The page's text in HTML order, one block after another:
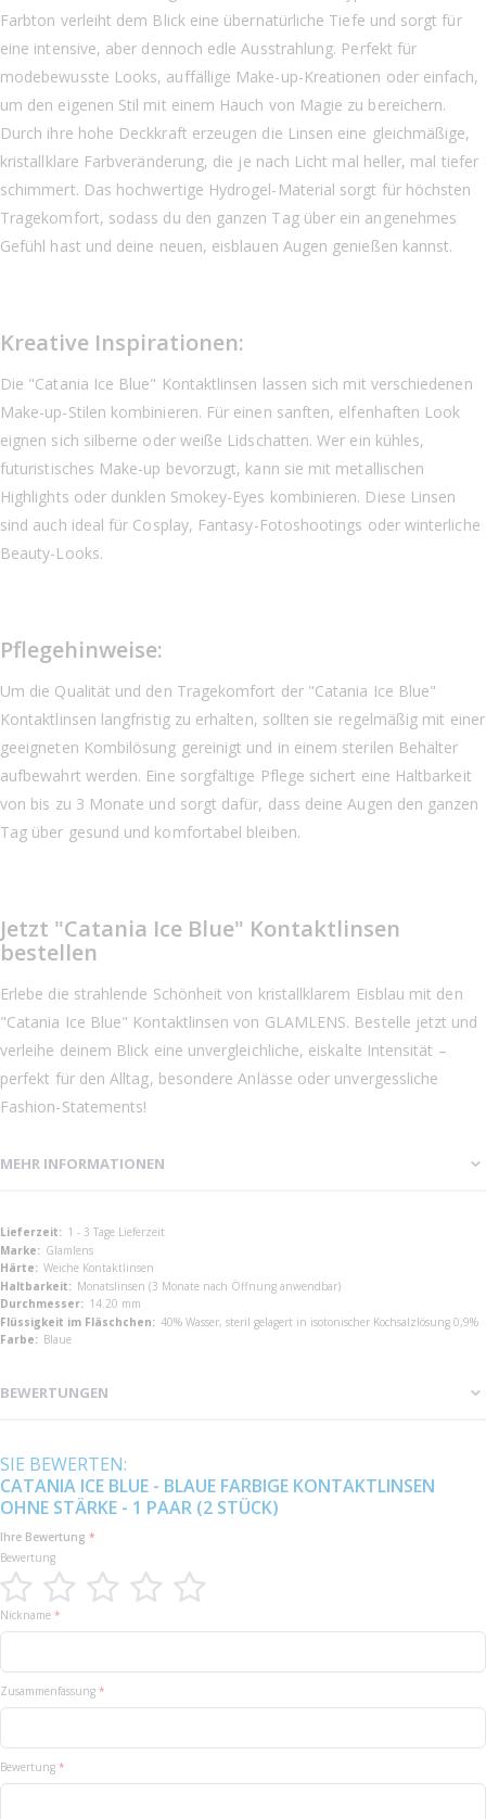
Farbton verleiht dem Blick eine übernatürliche Tiefe und sorgt für
eine intensive, aber dennoch edle Ausstrahlung. Perfekt für
modebewusste Looks, auffällige Make-up-Kreationen oder einfach,
um den eigenen Stil mit einem Hauch von Magie zu bereichern.
Durch ihre hohe Deckkraft erzeugen die Linsen eine gleichmäßige,
kristallklare Farbveränderung, die je nach Licht mal heller, mal tiefer
schimmert. Das hochwertige Hydrogel-Material sorgt für höchsten
Tragekomfort, sodass du den ganzen Tag über ein angenehmes
Gefühl hast und deine neuen, eisblauen Augen genießen kannst.
Kreative Inspirationen:
Die "Catania Ice Blue" Kontaktlinsen lassen sich mit verschiedenen
Make-up-Stilen kombinieren. Für einen sanften, elfenhaften Look
eignen sich silberne oder weiße Lidschatten. Wer ein kühles,
futuristisches Make-up bevorzugt, kann sie mit metallischen
Highlights oder dunklen Smokey-Eyes kombinieren. Diese Linsen
sind auch ideal für Cosplay, Fantasy-Fotoshootings oder winterliche
Beauty-Looks.
Pflegehinweise:
Um die Qualität und den Tragekomfort der "Catania Ice Blue"
Kontaktlinsen langfristig zu erhalten, sollten sie regelmäßig mit einer
geeigneten Kombilösung gereinigt und in einem sterilen Behälter
aufbewahrt werden. Eine sorgfältige Pflege sichert eine Haltbarkeit
von bis zu 3 Monate und sorgt dafür, dass deine Augen den ganzen
Tag über gesund und komfortabel bleiben.
Jetzt "Catania Ice Blue" Kontaktlinsen
bestellen
Erlebe die strahlende Schönheit von kristallklarem Eisblau mit den
"Catania Ice Blue" Kontaktlinsen von GLAMLENS. Bestelle jetzt und
verleihe deinem Blick eine unvergleichliche, eiskalte Intensität –
perfekt für den Alltag, besondere Anlässe oder unvergessliche
Fashion-Statements!
MEHR INFORMATIONEN
Mehr
Informationen
1 - 3 Tage Lieferzeit
Glamlens
Weiche Kontaktlinsen
Monatslinsen (3 Monate nach Öffnung anwendbar)
14.20 mm
40% Wasser, steril gelagert in isotonischer Kochsalzlösung 0,9%
Blaue
BEWERTUNGEN
SIE BEWERTEN:
CATANIA ICE BLUE - BLAUE FARBIGE KONTAKTLINSEN
OHNE STÄRKE - 1 PAAR (2 STÜCK)
Ihre Bewertung
Bewertung
1
2
3
4
5Nickname
Zusammenfassung
Bewertung